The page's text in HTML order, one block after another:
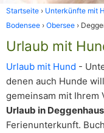
Startseite Unterkünfte mit
Bodensee
Obersee
Urlaub mit
Urlaub mit Hund -
denen auch Hunde
gemeinsam mit Ihrem
Urlaub in
Ferienunterkunft.